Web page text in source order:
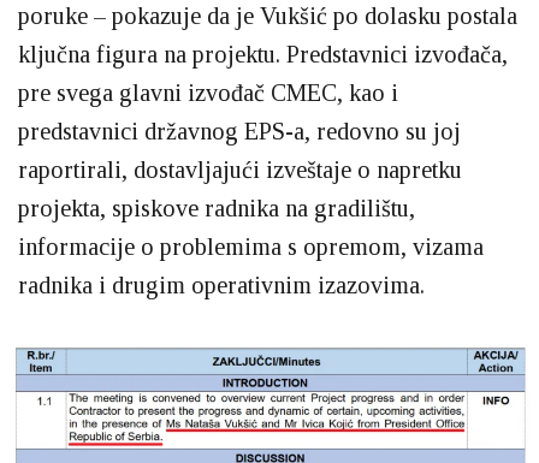
poruke – pokazuje da je Vukšić po dolasku postala
ključna figura na projektu. Predstavnici izvođača,
pre svega glavni izvođač CMEC, kao i
predstavnici državnog EPS-a, redovno su joj
raportirali, dostavljajući izveštaje o napretku
projekta, spiskove radnika na gradilištu,
informacije o problemima s opremom, vizama
radnika i drugim operativnim izazovima.